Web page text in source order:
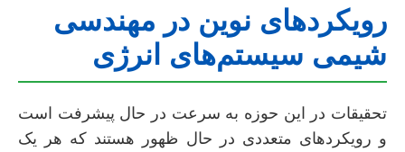
رویکردهای نوین در مهندسی
شیمی سیستم‌های انرژی
تحقیقات در این حوزه به سرعت در حال پیشرفت است
و رویکردهای متعددی در حال ظهور هستند که هر یک